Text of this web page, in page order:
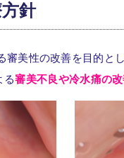
針
美性の改善を目的と
る審美不良や冷水痛の